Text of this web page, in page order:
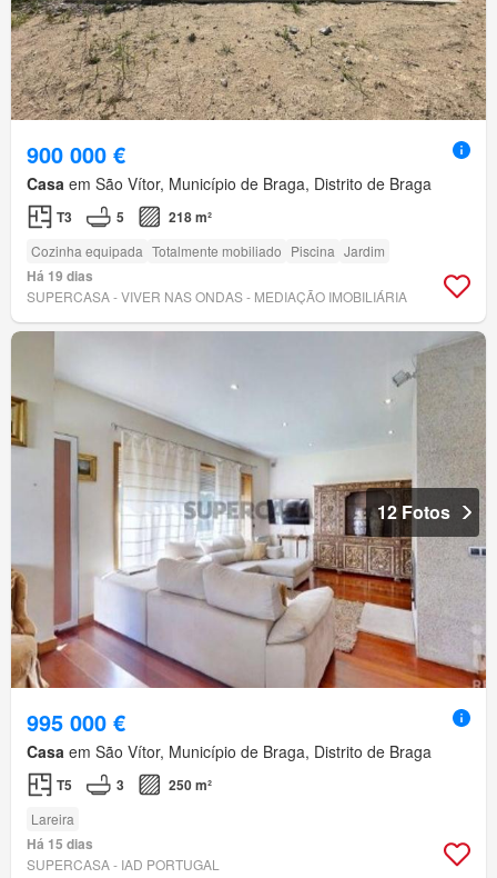
900 000 €
Casa em São Vítor, Município de Braga, Distrito de Braga
T3 5 218 m²
Cozinha equipada Totalmente mobiliado Piscina Jardim
Há 19 dias
SUPERCASA - VIVER NAS ONDAS - MEDIAÇÃO IMOBILIÁRIA
12 Fotos
995 000 €
Casa em São Vítor, Município de Braga, Distrito de Braga
T5 3 250 m²
Lareira
Há 15 dias
SUPERCASA - IAD PORTUGAL